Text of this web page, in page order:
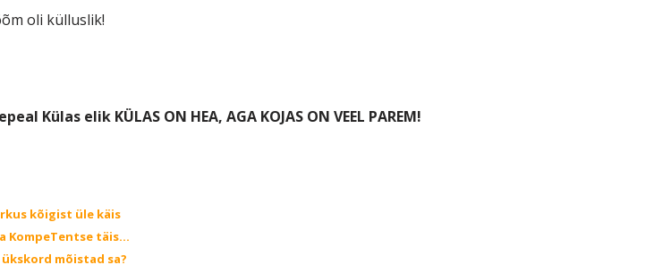
oli külluslik!
elik KÜLAS ON HEA, AGA KOJAS ON VEEL PAREM!
kõigist üle käis
KompeTentse täis…
ükskord mõistad sa?